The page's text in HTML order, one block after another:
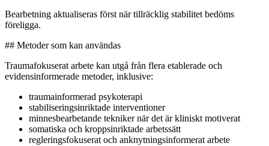
Bearbetning aktualiseras först när tillräcklig stabilitet bedöms
föreligga.
## Metoder som kan användas
Traumafokuserat arbete kan utgå från flera etablerade och
evidensinformerade metoder, inklusive:
traumainformerad psykoterapi
stabiliseringsinriktade interventioner
minnesbearbetande tekniker när det är kliniskt motiverat
somatiska och kroppsinriktade arbetssätt
regleringsfokuserat och anknytningsinformerat arbete